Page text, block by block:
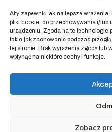
Aby zapewnić jak najlepsze
pliki cookie, do przechowywania i/lub
urządzeniu. Zgoda na te technologie
takie jak zachowanie podczas
tej stronie. Brak wyrażenia zgody lub
wpłynąć na niektóre cechy i funkcje.
Zobacz
Powered by
Regulamin sklepu